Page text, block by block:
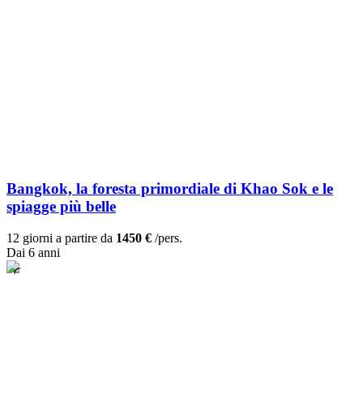
Bangkok, la foresta primordiale di Khao Sok e le
spiagge più belle
12 giorni a partire da 1450 € /pers.
Dai 6 anni